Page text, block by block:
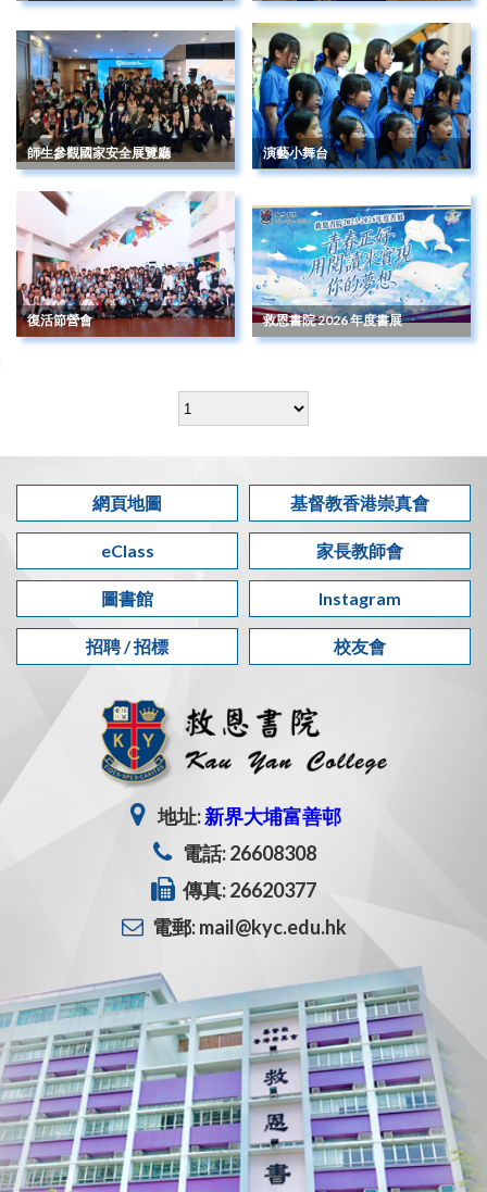
師生參觀國家安全展覽廳 演藝小舞台
復活節營會 救恩書院 2026 年度書展
網頁地圖 基督教香港崇真會
eClass 家長教師會
圖書館 Instagram
招聘 / 招標 校友會
地址:新界大埔富善邨
電話: 26608308
傳真: 26620377
電郵: mail@kyc.edu.hk